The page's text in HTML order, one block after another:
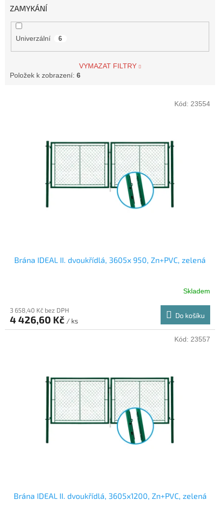
ZAMYKÁNÍ
Univerzální 6
VYMAZAT FILTRY
Položek k zobrazení: 6
Brána IDEAL II. dvoukřídlá, 3605x 950, Zn+PVC, zelená
Skladem
3 658,40 Kč bez DPH
4 426,60 Kč / ks
Do košíku
Kód: 23554
Brána IDEAL II. dvoukřídlá, 3605x1200, Zn+PVC, zelená
Kód: 23557